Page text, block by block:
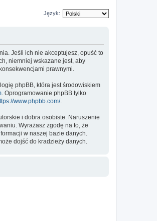
Język:
Jeśli ich nie akceptujesz, opuść to
niemniej wskazane jest, aby
prawnymi.
phpBB, która jest środowiskiem
. Oprogramowanie phpBB tylko
www.phpbb.com/.
i dobra osobiste. Naruszenie
Wyrażasz zgodę na to, że
w naszej bazie danych.
dojść do kradzieży danych.